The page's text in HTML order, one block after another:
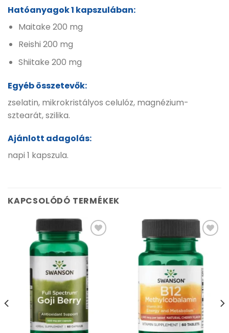
Hatóanyagok 1 kapszulában:
Maitake 200 mg
Reishi 200 mg
Shiitake 200 mg
Egyéb összetevők:
zselatin, mikrokristályos celulóz, magnézium-
sztearát, szilika.
Ajánlott adagolás:
napi 1 kapszula.
KAPCSOLÓDÓ TERMÉKEK
Kívánságlistához
adás
Kívánságlistához
adás